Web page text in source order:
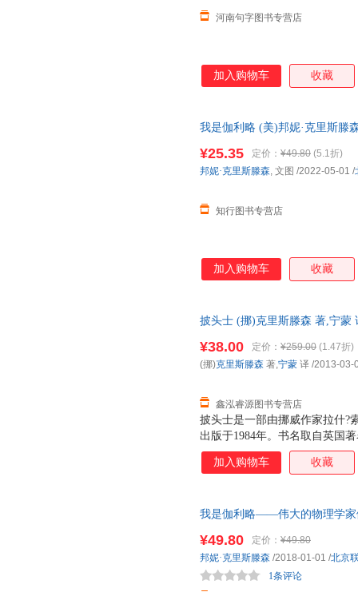
河南句字图书专营店
加入购物车 收藏
我是伽利略 (美)邦妮·克里斯滕
¥25.35 定价： ¥49.80 (5.1折)
知行图书专营店
邦妮·克里斯滕森, 文图 /2022-05-01 /
加入购物车 收藏
披头士 (挪)克里斯滕森 著,宁蒙
披头士是一部由挪威作家拉什?
出版于1984年。书名取自英国
以乐队曲目命名。小说讲述四
事，生动描绘了他们的青春
士有两部续作，1990年出版的
对他们的缅怀，这是北欧理事会
说： 1965年～1972年，战后重
着每个角落。四个51年出生的
¥38.00 定价： ¥259.00 (1.47折)
鑫泓睿源图书专营店
(挪)克里斯滕森 著,宁蒙 译 /2013-03-
加入购物车 收藏
我是伽利略——伟大的物理学家
¥49.80 定价： ¥49.80
1条评论
邦妮·克里斯滕森 /2018-01-01 /北京